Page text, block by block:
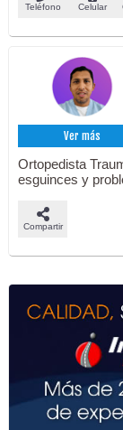
Teléfono Celular
Ver más
Ortopedista
esguinces y
Compartir